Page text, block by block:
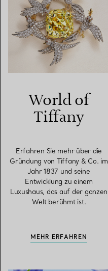
World of
Tiffany
Erfahren Sie mehr über die
Gründung von Tiffany & Co. im
Jahr 1837 und seine
Entwicklung zu einem
Luxushaus, das auf der ganzen
Welt berühmt ist.
MEHR ERFAHREN